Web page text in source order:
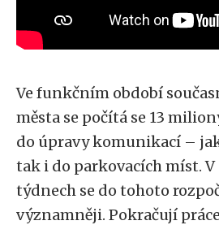
Ve funkčním období
města se počítá se 13
do úpravy komunikací –
tak i do parkovacích míst.
týdnech se do tohoto
významněji. Pokračují